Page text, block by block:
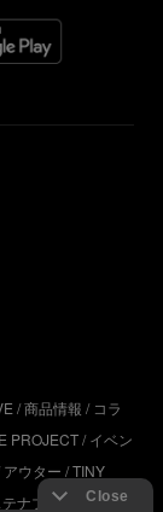
商品情報
コラ
PROJECT イベン
アウター TINY
ナブル UR